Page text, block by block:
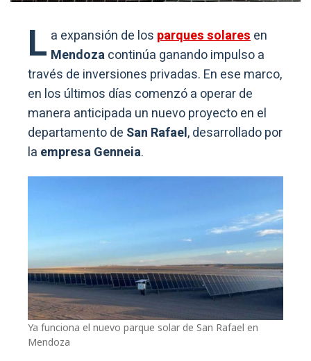
L a expansión de los parques solaresen
Mendozacontinúa ganando impulso a
través de inversiones privadas. En ese marco,
en los últimos días comenzó a operar de
manera anticipada un nuevo proyecto en el
departamento de San Rafael, desarrollado por
la empresa Genneia.
Ya funciona el nuevo parque solar de San Rafael en
Mendoza